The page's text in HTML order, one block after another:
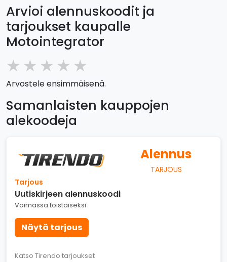
Arvioi alennuskoodit ja
tarjoukset kaupalle
Motointegrator
★ ★ ★ ★ ★
Arvostele ensimmäisenä.
Samanlaisten kauppojen
alekoodeja
Alennus
TARJOUS
Tarjous
Uutiskirjeen alennuskoodi
Voimassa toistaiseksi
Näytä tarjous
Katso Tirendo tarjoukset